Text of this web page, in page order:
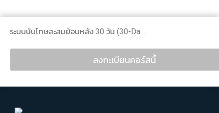
ระบบนับโทษสะสมย้อนหลัง 30 วัน (30-Day Rolling Penalty System)
ลงทะเบียนคอร์สนี้